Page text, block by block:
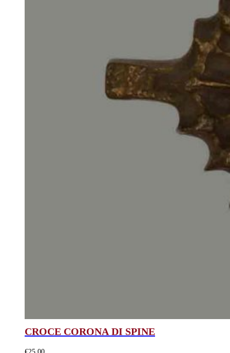
CROCE CORONA DI SPINE